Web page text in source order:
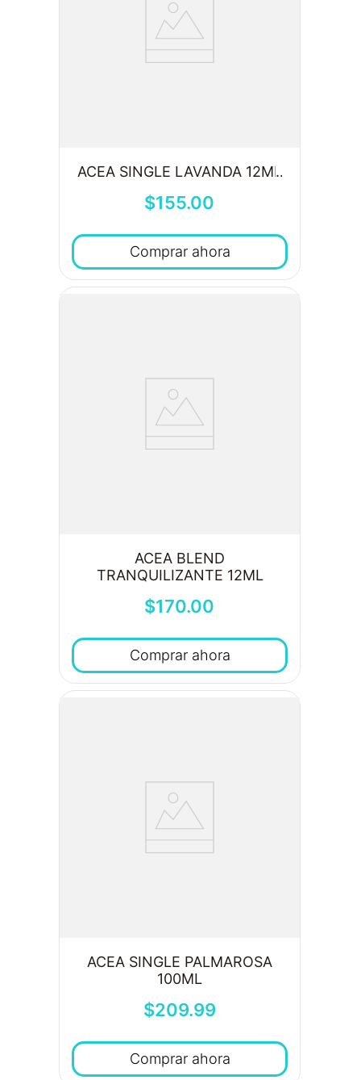
ACEA SINGLE LAVANDA 12ML
$155.00
Comprar ahora
ACEA BLEND
TRANQUILIZANTE 12ML
$170.00
Comprar ahora
ACEA SINGLE PALMAROSA
100ML
$209.99
Comprar ahora